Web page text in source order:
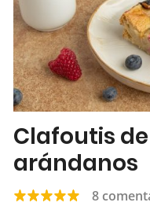
Clafoutis
arándanos
8